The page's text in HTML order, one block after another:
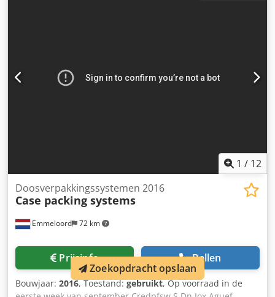
1 / 12
Emmeloord 72 km
Doosverpakkingssystemen 2016
Case packing systems
Prijsinfo Bellen
Bouwjaar: 2016, Toestand:gebruikt, Op voorraad in de
Zoekopdracht opslaan